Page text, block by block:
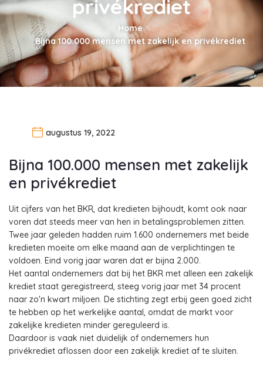
privékrediet
Home
Bijna 100.000 mensen met zakelijk en privékrediet
augustus 19, 2022
Bijna 100.000 mensen met zakelijk
en privékrediet
Uit cijfers van het BKR, dat kredieten bijhoudt, komt ook naar
voren dat steeds meer van hen in betalingsproblemen zitten.
Twee jaar geleden hadden ruim 1.600 ondernemers met beide
kredieten moeite om elke maand aan de verplichtingen te
voldoen. Eind vorig jaar waren dat er bijna 2.000.
Het aantal ondernemers dat bij het BKR met alleen een zakelijk
krediet staat geregistreerd, steeg vorig jaar met 34 procent
naar zo'n kwart miljoen. De stichting zegt erbij geen goed zicht
te hebben op het werkelijke aantal, omdat de markt voor
zakelijke kredieten minder gereguleerd is.
Daardoor is vaak niet duidelijk of ondernemers hun
privékrediet aflossen door een zakelijk krediet af te sluiten.